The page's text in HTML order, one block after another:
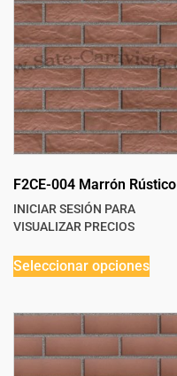
F2CE-004 Marrón Rústico
INICIAR SESIÓN PARA
VISUALIZAR PRECIOS
Seleccionar opciones